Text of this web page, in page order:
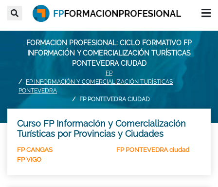
FORMACION PROFESIONAL: CICLO FORMATIVO FP
INFORMACIÓN Y COMERCIALIZACIÓN TURÍSTICAS
PONTEVEDRA CIUDAD
FP
FP INFORMACIÓN Y COMERCIALIZACIÓN TURÍSTICAS
PONTEVEDRA
FP PONTEVEDRA CIUDAD
Curso FP Información y Comercialización
Turísticas por Provincias y Ciudades
FP CANGAS
FP PONTEVEDRA ciudad
FP VIGO